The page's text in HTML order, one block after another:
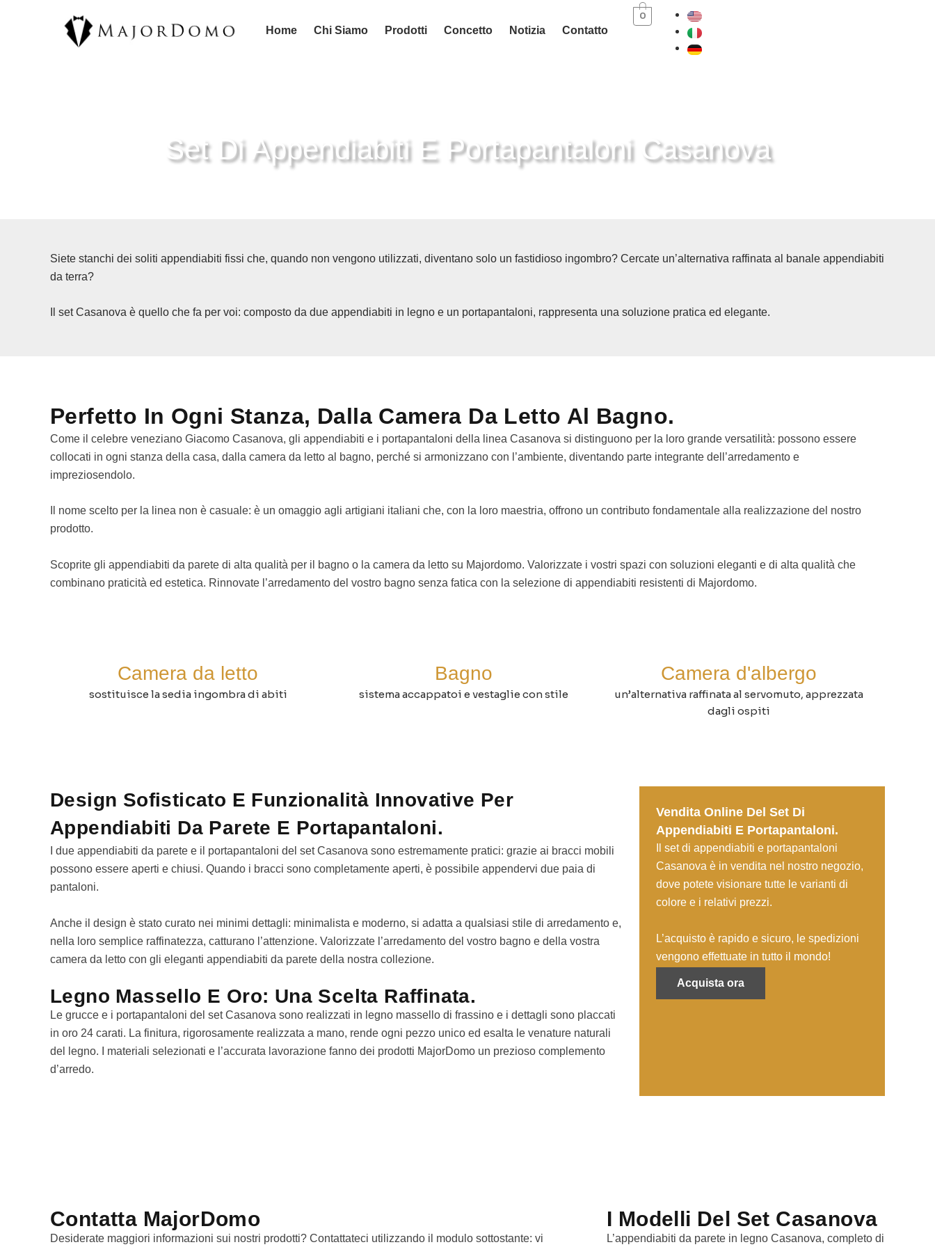
Home Chi Siamo Prodotti Concetto Notizia Contatto
0
Set Di Appendiabiti E Portapantaloni Casanova
Siete stanchi dei soliti appendiabiti fissi che, quando non vengono utilizzati, diventano solo un fastidioso ingombro? Cercate un’alternativa raffinata al banale appendiabiti
da terra?
Il set Casanova è quello che fa per voi: composto da due appendiabiti in legno e un portapantaloni, rappresenta una soluzione pratica ed elegante.
Perfetto In Ogni Stanza, Dalla Camera Da Letto Al Bagno.
Come il celebre veneziano Giacomo Casanova, gli appendiabiti e i portapantaloni della linea Casanova si distinguono per la loro grande versatilità: possono essere
collocati in ogni stanza della casa, dalla camera da letto al bagno, perché si armonizzano con l’ambiente, diventando parte integrante dell’arredamento e
impreziosendolo.
Il nome scelto per la linea non è casuale: è un omaggio agli artigiani italiani che, con la loro maestria, offrono un contributo fondamentale alla realizzazione del nostro
prodotto.
Scoprite gli appendiabiti da parete di alta qualità per il bagno o la camera da letto su Majordomo. Valorizzate i vostri spazi con soluzioni eleganti e di alta qualità che
combinano praticità ed estetica. Rinnovate l’arredamento del vostro bagno senza fatica con la selezione di appendiabiti resistenti di Majordomo.
Camera da letto
sostituisce la sedia ingombra di abiti
Bagno
sistema accappatoi e vestaglie con stile
Camera d'albergo
un’alternativa raffinata al servomuto, apprezzata
dagli ospiti
Design Sofisticato E Funzionalità Innovative Per
Appendiabiti Da Parete E Portapantaloni.
I due appendiabiti da parete e il portapantaloni del set Casanova sono estremamente pratici: grazie ai bracci mobili
possono essere aperti e chiusi. Quando i bracci sono completamente aperti, è possibile appendervi due paia di
pantaloni.
Anche il design è stato curato nei minimi dettagli: minimalista e moderno, si adatta a qualsiasi stile di arredamento e,
nella loro semplice raffinatezza, catturano l’attenzione. Valorizzate l’arredamento del vostro bagno e della vostra
camera da letto con gli eleganti appendiabiti da parete della nostra collezione.
Legno Massello E Oro: Una Scelta Raffinata.
Le grucce e i portapantaloni del set Casanova sono realizzati in legno massello di frassino e i dettagli sono placcati
in oro 24 carati. La finitura, rigorosamente realizzata a mano, rende ogni pezzo unico ed esalta le venature naturali
del legno. I materiali selezionati e l’accurata lavorazione fanno dei prodotti MajorDomo un prezioso complemento
d’arredo.
Vendita Online Del Set Di
Appendiabiti E Portapantaloni.
Il set di appendiabiti e portapantaloni
Casanova è in vendita nel nostro negozio,
dove potete visionare tutte le varianti di
colore e i relativi prezzi.
L’acquisto è rapido e sicuro, le spedizioni
vengono effettuate in tutto il mondo!
Acquista ora
I Modelli Del Set Casanova
L’appendiabiti da parete in legno Casanova, completo di
Contatta MajorDomo
Desiderate maggiori informazioni sui nostri prodotti? Contattateci utilizzando il modulo sottostante: vi